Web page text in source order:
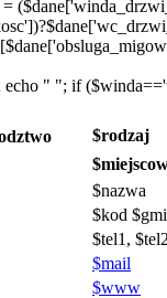
" "; if
$rodzaj
$nazwa
$kod
$tel1, $tel2
$mail
$www